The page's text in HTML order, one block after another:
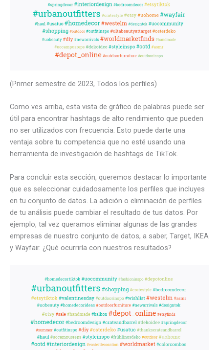
(Primer semestre de 2023, Todos los perfiles)
Como ves arriba, esta vista de gráfico de palabras puede ser
útil para encontrar hashtags de alto rendimiento que pueden
no ser utilizados con frecuencia. Esto puede darte una
ventaja sobre tu competencia que no esté usando una
herramienta de investigación de hashtags de TikTok.
Para concluir esta sección, queremos destacar lo importante
que es seleccionar cuidadosamente los perfiles que incluyes
en tu conjunto de datos. La adición o eliminación de perfiles
de tu análisis puede cambiar el resultado de tus datos. Por
ejemplo, tal vez queramos eliminar algunas de las grandes
empresas de nuestro conjunto de datos, a saber, Target, IKEA
y Wayfair. ¿Qué ocurriría con nuestros resultados?